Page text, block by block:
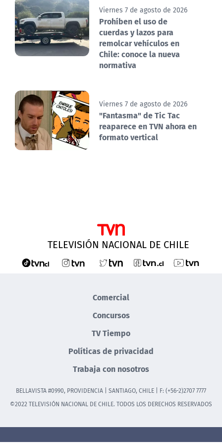
Viernes 7 de agosto de 2026
Prohíben el uso de
cuerdas y lazos para
remolcar vehículos en
Chile: conoce la nueva
normativa
Viernes 7 de agosto de 2026
"Fantasma" de Tic Tac
reaparece en TVN ahora en
formato vertical
TELEVISIÓN NACIONAL DE CHILE
Comercial
Concursos
TV Tiempo
Políticas de privacidad
Trabaja con nosotros
BELLAVISTA #0990, PROVIDENCIA | SANTIAGO, CHILE | F: (+56-2)2707 7777
©2022 TELEVISIÓN NACIONAL DE CHILE. TODOS LOS DERECHOS RESERVADOS